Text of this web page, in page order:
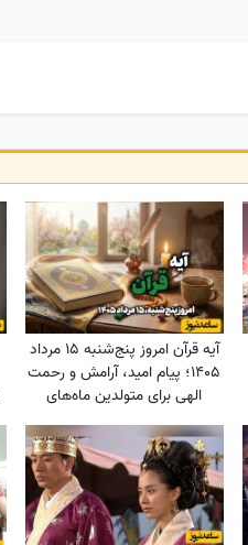
آیه قرآن امروز پنج‌شنبه 15 مرداد
1405؛ پیام امید، آرامش و رحمت
الهی برای متولدین ماه‌های
مختلف